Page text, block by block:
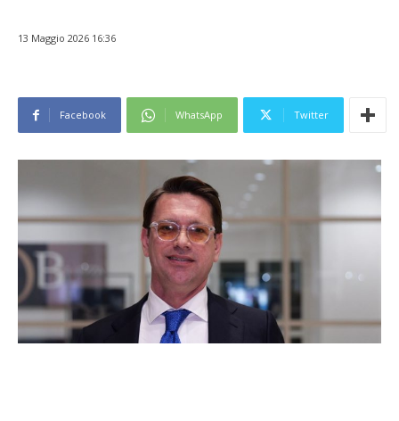
13 Maggio 2026 16:36
Facebook WhatsApp Twitter